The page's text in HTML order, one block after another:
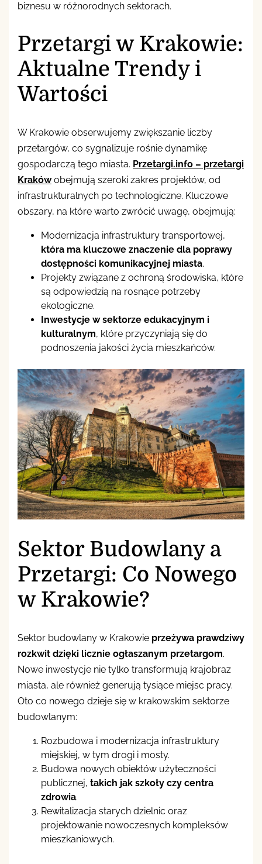
biznesu w różnorodnych sektorach.
Przetargi w Krakowie:
Aktualne Trendy i
Wartości
W Krakowie obserwujemy zwiększanie liczby
przetargów, co sygnalizuje rośnie dynamikę
gospodarczą tego miasta. Przetargi.info – przetargi
Krakówobejmują szeroki zakres projektów, od
infrastrukturalnych po technologiczne. Kluczowe
obszary, na które warto zwrócić uwagę, obejmują:
Modernizacja infrastruktury transportowej,
która ma kluczowe znaczenie dla poprawy
dostępności komunikacyjnej miasta.
Projekty związane z ochroną środowiska, które
są odpowiedzią na rosnące potrzeby
ekologiczne.
Inwestycje w sektorze edukacyjnym i
kulturalnym, które przyczyniają się do
podnoszenia jakości życia mieszkańców.
Sektor Budowlany a
Przetargi: Co Nowego
w Krakowie?
Sektor budowlany w Krakowie przeżywa prawdziwy
rozkwit dzięki licznie ogłaszanym przetargom.
Nowe inwestycje nie tylko transformują krajobraz
miasta, ale również generują tysiące miejsc pracy.
Oto co nowego dzieje się w krakowskim sektorze
budowlanym:
Rozbudowa i modernizacja infrastruktury
miejskiej, w tym drogi i mosty.
Budowa nowych obiektów użyteczności
publicznej, takich jak szkoły czy centra
zdrowia.
Rewitalizacja starych dzielnic oraz
projektowanie nowoczesnych kompleksów
mieszkaniowych.